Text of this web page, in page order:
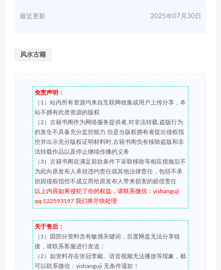
最近更新 2025年07月30日
风水古籍
免责声明：
（1）站内所有资源均来自互联网收集或用户上传分享，本
站不拥有此类资源的版权
（2）古籍书阁作为网络服务提供者,对非法转载,盗版行为
的发生不具备充分监控能力.但是当版权拥有者提出侵权指
控并出示充分版权证明材料时,古籍书阁负有移除盗版和非
法转载作品以及停止继续传播的义务
（3）古籍书阁在满足前款条件下采取移除等相应措施后不
为此向原发布人承担违约责任或其他法律责任，包括不承
担因侵权指控不成立而给原发布人带来损害的赔偿责任
以上内容如果侵犯了你的权益，请联系微信：yishanguji
qq:122593197 我们将尽快处理
关于售后：
（1）因部分资料含有敏感关键词，百度网盘无法分享链
接，请联系客服进行发送；
（2）如资料存在张冠李戴、语音视频无法播放等现象，都
可以联系微信：yishanguji 无条件退款！